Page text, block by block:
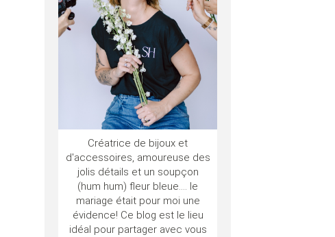
Créatrice de bijoux et
d'accessoires, amoureuse des
jolis détails et un soupçon
(hum hum) fleur bleue.... le
mariage était pour moi une
évidence! Ce blog est le lieu
idéal pour partager avec vous